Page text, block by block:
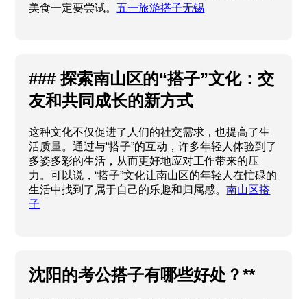
美食一定要尝试。 五一旅游搭子无锡
### 探索南山区的“搭子”文化：交
友和共同成长的新方式
这种文化不仅促进了人们的社交需求，也提高了生
活质量。通过与“搭子”的互动，许多年轻人体验到了
多姿多彩的生活，从而更好地应对工作带来的压
力。可以说，“搭子”文化让南山区的年轻人在忙碌的
生活中找到了属于自己的乐趣和归属感。南山区搭
子
沈阳的考公搭子有哪些好处？**